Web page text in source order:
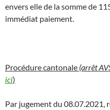
envers elle de la somme de
immédiat paiement.
Procédure cantonale (arrêt
ici)
Par jugement du 08.07.2021,